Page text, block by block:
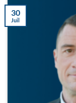
30
Juil